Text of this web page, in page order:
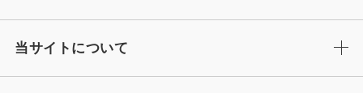
当サイトについて